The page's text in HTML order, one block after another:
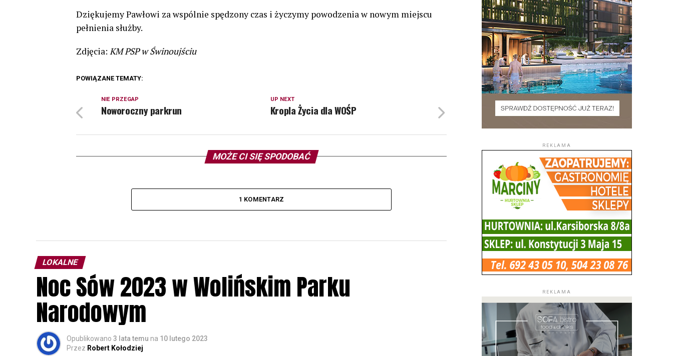
Dziękujemy Pawłowi za wspólnie spędzony czas i życzymy powodzenia w nowym miejscu
pełnienia służby.
Zdjęcia: KM PSP w Świnoujściu
POWIĄZANE TEMATY:
UP NEXT
Kropla Życia dla WOŚP
NIE PRZEGAP
Noworoczny parkrun
MOŻE CI SIĘ SPODOBAĆ
1 KOMENTARZ
LOKALNE
Noc Sów 2023 w Wolińskim Parku
Narodowym
Opublikowano 3 lata temu na 10 lutego 2023
Przez Robert Kołodziej
REKLAMA
REKLAMA